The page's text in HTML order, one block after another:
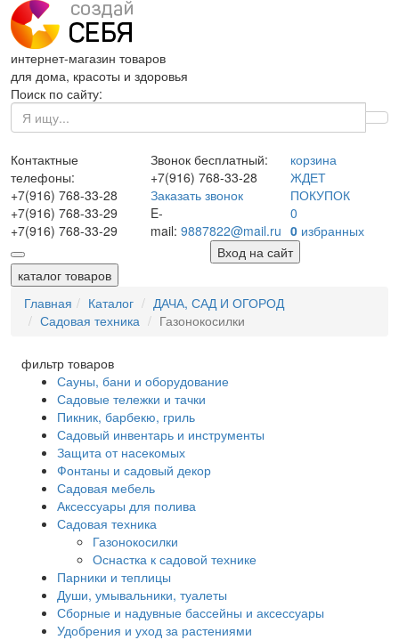
интернет-магазин товаров
для дома, красоты и здоровья
Поиск по сайту:
Контактные
телефоны:
+7(916) 768-33-28
+7(916) 768-33-29
+7(916) 768-33-29
Звонок бесплатный:
+7(916) 768-33-28
Заказать звонок
E-
mail: 9887822@mail.ru
корзина
ЖДЕТ
ПОКУПОК
0
0избранных
Вход на сайт
каталог товаров
Главная
Каталог
ДАЧА, САД И ОГОРОД
Садовая техника
Газонокосилки
фильтр товаров
Сауны, бани и оборудование
Садовые тележки и тачки
Пикник, барбекю, гриль
Садовый инвентарь и инструменты
Защита от насекомых
Фонтаны и садовый декор
Садовая мебель
Аксессуары для полива
Садовая техника
Газонокосилки
Оснастка к садовой технике
Парники и теплицы
Души, умывальники, туалеты
Сборные и надувные бассейны и аксессуары
Удобрения и уход за растениями